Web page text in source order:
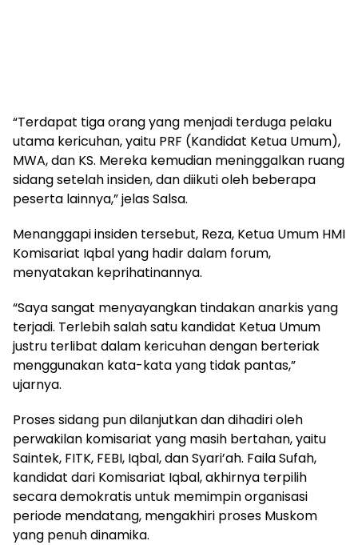
“Terdapat tiga orang yang menjadi terduga pelaku
utama kericuhan, yaitu PRF (Kandidat Ketua Umum),
MWA, dan KS. Mereka kemudian meninggalkan ruang
sidang setelah insiden, dan diikuti oleh beberapa
peserta lainnya,” jelas Salsa.
Menanggapi insiden tersebut, Reza, Ketua Umum HMI
Komisariat Iqbal yang hadir dalam forum,
menyatakan keprihatinannya.
“Saya sangat menyayangkan tindakan anarkis yang
terjadi. Terlebih salah satu kandidat Ketua Umum
justru terlibat dalam kericuhan dengan berteriak
menggunakan kata-kata yang tidak pantas,”
ujarnya.
Proses sidang pun dilanjutkan dan dihadiri oleh
perwakilan komisariat yang masih bertahan, yaitu
Saintek, FITK, FEBI, Iqbal, dan Syari’ah. Faila Sufah,
kandidat dari Komisariat Iqbal, akhirnya terpilih
secara demokratis untuk memimpin organisasi
periode mendatang, mengakhiri proses Muskom
yang penuh dinamika.